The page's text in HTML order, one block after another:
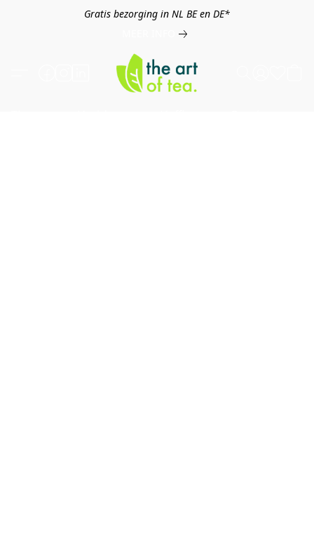
Gratis bezorging in NL BE en DE*